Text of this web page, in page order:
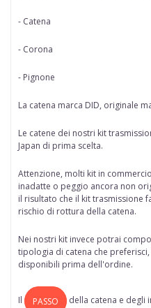
- Catena
- Corona
- Pignone
La catena marca DID, originale
Le catene dei nostri kit
Japan di prima scelta.
Attenzione, molti kit in
inadatte o peggio ancora non
il risultato che il kit trasmissione
rischio di rottura della catena.
Nei nostri kit invece potrai
tipologia di catena che
disponibili prima dell'ordine.
Il PASSO della catena e degli